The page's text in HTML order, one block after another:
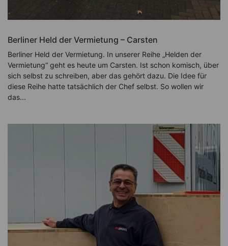
Berliner Held der Vermietung – Carsten
Berliner Held der Vermietung. In unserer Reihe „Helden der
Vermietung“ geht es heute um Carsten. Ist schon komisch, über
sich selbst zu schreiben, aber das gehört dazu. Die Idee für
diese Reihe hatte tatsächlich der Chef selbst. So wollen wir
das...